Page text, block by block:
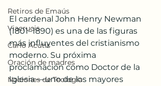
Retiros de Emaús
Viacrucis
Carlo Acutis
Oración de madres
Nociones de Teología
El cardenal John Henry Newman
(1801–1890) es una de las figuras
más influyentes del cristianismo
moderno. Su próxima
proclamación como Doctor de la
Iglesia —uno de los mayores